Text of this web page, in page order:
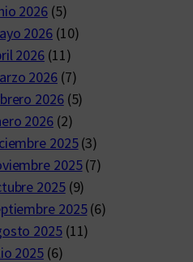
2026(5)
2026 (10)
2026(11)
2026(7)
2026(5)
2026(2)
2025(3)
2025(7)
2025(9)
2025(6)
2025(11)
2025(6)